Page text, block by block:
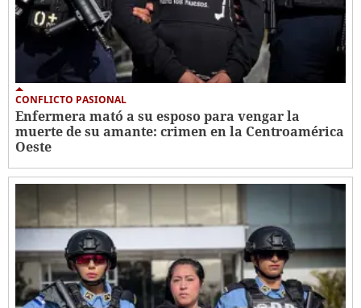
CONFLICTO PASIONAL
Enfermera mató a su esposo para vengar la
muerte de su amante: crimen en la Centroamérica
Oeste